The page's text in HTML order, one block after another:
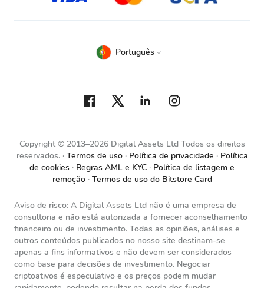
Copyright © 2013–2026 Digital Assets Ltd Todos os direitos
reservados.
Termos de uso Política de privacidade
Política
de cookies
Regras AML e KYC
Política de listagem e
remoção
Termos de uso do Bitstore Card
Português
Aviso de risco: A Digital Assets Ltd não é uma empresa de
consultoria e não está autorizada a fornecer aconselhamento
financeiro ou de investimento. Todas as opiniões, análises e
outros conteúdos publicados no nosso site destinam-se
apenas a fins informativos e não devem ser considerados
como base para decisões de investimento. Negociar
criptoativos é especulativo e os preços podem mudar